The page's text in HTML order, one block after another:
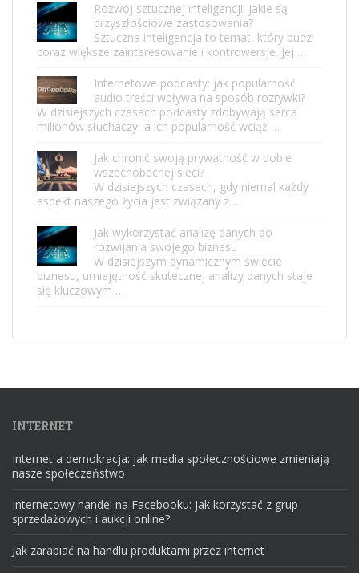
Rozwój sztucznej inteligencji: jakie są
przyszłościowe zastosowania?
Sztuczna inteligencja to temat, który budzi
coraz większe zainteresowanie i kontrowersje. Jej …
Internetowe podcasty: jak popularność
audio treści wpływa na sposób rozrywki?
W dzisiejszych czasach podcasty zdobywają serca
milionów słuchaczy, a ich popularność wciąż …
Jak chronić swoją prywatność w dobie
wszechobecnej sieci?
W dzisiejszych czasach, gdy niemal każdy
aspekt naszego życia jest związany z …
Jak wykorzystać analizę danych do
rozwijania swojego biznesu
W dzisiejszym dynamicznym świecie
biznesu, umiejętność skutecznej analizy danych staje
się kluczowym …
INTERNET
Internet a demokracja: jak media społecznościowe zmieniają
nasze społeczeństwo
Internetowy handel na Facebooku: jak korzystać z grup
sprzedażowych i aukcji online?
Jak zarabiać na handlu produktami przez internet